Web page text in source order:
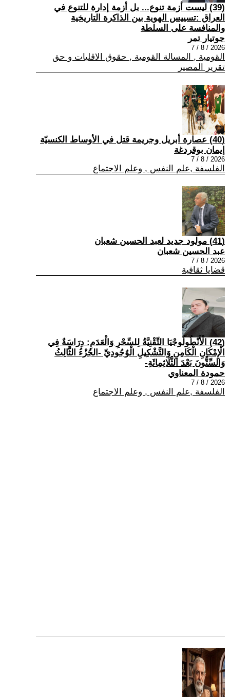
(39) ليست أزمة تنوع... بل أزمة إدارة للتنوع في
العراق :تسييس الهوية بين الذاكرة التاريخية
والمنافسة على السلطة
جوتيار تمر
2026 / 8 / 7
القومية , المسالة القومية , حقوق الاقليات و حق
تقرير المصير
(40) عصارة أبريل وجريمة قتل في الأوساط الكنسيّة
إيمان بوقردغة
2026 / 8 / 7
الفلسفة ,علم النفس , وعلم الاجتماع
(41) مولود جديد لعبد الحسين شعبان
عبد الحسين شعبان
2026 / 8 / 7
قضايا ثقافية
(42) الْأَنْطُولُوجْيَا التِّقْنِيَّةُ لِلسِّحْرِ وَالْعَدَمِ: دِرَاسَةٌ فِي
الْإِمْكَانِ الْكَامِنِ وَالتَّشْكِيلِ الْوُجُودِيِّ -الجُزْءُ الثَّالِثُ
وَالسِّتُّونَ بَعْدَ الثَّلَاثِمِائَةِ-
حمودة المعناوي
2026 / 8 / 7
الفلسفة ,علم النفس , وعلم الاجتماع